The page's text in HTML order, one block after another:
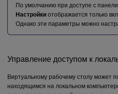
По умолчанию при доступе с
Настройки отображается только
Однако эти параметры можно
Управление доступом к
Виртуальному рабочему столу может
находящимся на локальном